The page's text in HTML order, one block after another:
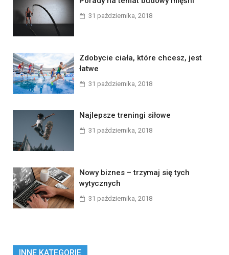
31 października, 2018
Zdobycie ciała, które chcesz, jest
łatwe
31 października, 2018
Najlepsze treningi siłowe
31 października, 2018
Nowy biznes – trzymaj się tych
wytycznych
31 października, 2018
INNE KATEGORIE